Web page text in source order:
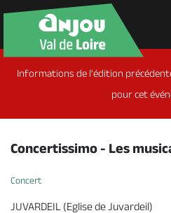
Découvrir
Agenda
Informations de l'édition
pour cet
Concertissimo - Les
Concert
JUVARDEIL (Eglise de Juvardeil)